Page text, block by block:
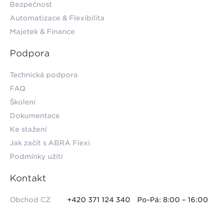
Bezpečnost
Automatizace & Flexibilita
Majetek & Finance
Podpora
Technická podpora
FAQ
Školení
Dokumentace
Ke stažení
Jak začít s ABRA Flexi
Podmínky užití
Kontakt
Obchod CZ +420 371 124 340 Po-Pá: 8:00 – 16:00